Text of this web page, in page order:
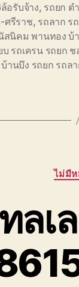
อรับจ้าง, รถยก ต
ศรีราช, รถลาก ร
สนิคม พานทอง บ้
รถเครน รถยก ช
นบึง รถยก รถลา
ไม่มี
ลเ